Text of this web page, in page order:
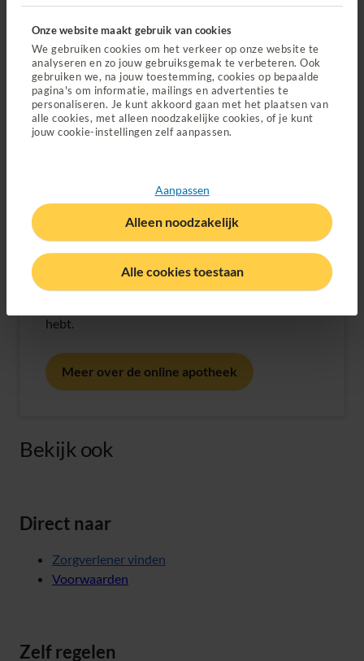
Onze website maakt gebruik van cookies
We gebruiken cookies om het verkeer op onze website te
analyseren en zo jouw gebruiksgemak te verbeteren. Ook
gebruiken we, na jouw toestemming, cookies op bepaalde
pagina's om informatie, mailings en advertenties te
personaliseren. Je kunt akkoord gaan met het plaatsen van
alle cookies, met alleen noodzakelijke cookies, of je kunt
jouw cookie-instellingen zelf aanpassen.
Alle cookies toestaan
Aanpassen
Alleen noodzakelijk
Bestel je medicijnen gewoon
online
Drukke agenda? Of geen zin om van de bank af te
komen? Geen zorgen! Bij de online apotheek
hebt.
Meer over de online apotheek
Bekijk ook
Direct naar
Zorgverlener vinden
Voorwaarden
Zelf regelen